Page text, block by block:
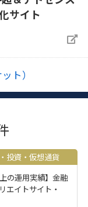
サイト
ト）
投資・仮想通貨
上の運用実績】金融
エイトサイト・